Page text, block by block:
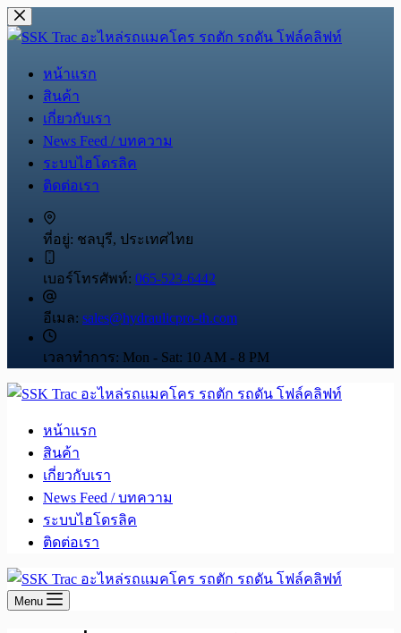
Skip
to
content
หน้าแรก
สินค้า
เกี่ยวกับเรา
News Feed / บทความ
ระบบไฮโดรลิค
ติดต่อเรา
ที่อยู่: ชลบุรี, ประเทศไทย
เบอร์โทรศัพท์: 065-523-6442
อีเมล: sales@hydraulicpro-th.com
เวลาทำการ: Mon - Sat: 10 AM - 8 PM
หน้าแรก
สินค้า
เกี่ยวกับเรา
News Feed / บทความ
ระบบไฮโดรลิค
ติดต่อเรา
Menu